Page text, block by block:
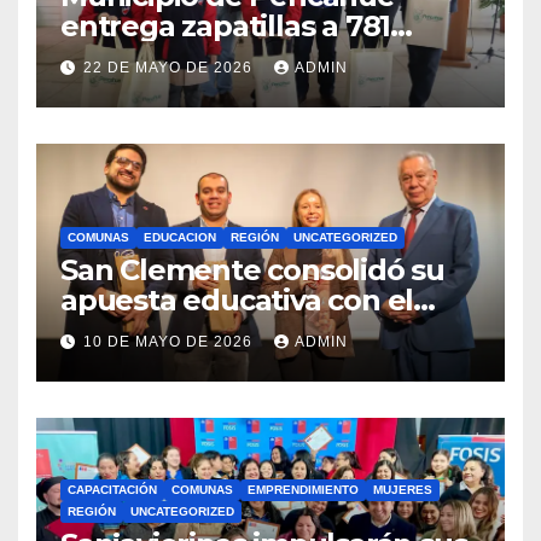
entrega zapatillas a 781
estudiantes con recursos del
Royalty Minero
22 DE MAYO DE 2026 ADMIN
COMUNAS EDUCACION REGIÓN UNCATEGORIZED
San Clemente consolidó su
apuesta educativa con el
lanzamiento del
Preuniversitario Brotes 2026
10 DE MAYO DE 2026 ADMIN
CAPACITACIÓN COMUNAS EMPRENDIMIENTO
MUJERES
REGIÓN
UNCATEGORIZED